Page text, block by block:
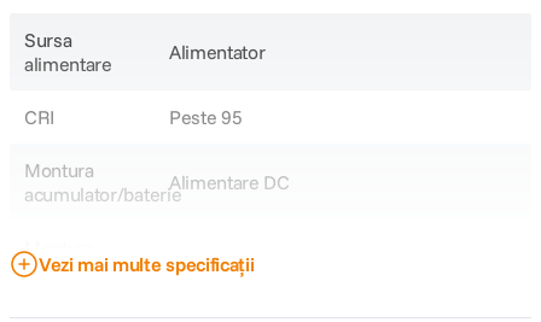
Sursa
alimentare
Alimentator
CRI Peste 95
Montura
acumulator/baterieAlimentare DC
Montura
accesorii
Proprietar
Vezi mai multe specificații